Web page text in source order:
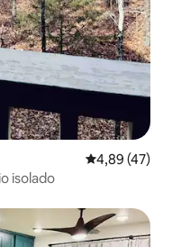
4,89 de uma
4,89 (47)
isolado